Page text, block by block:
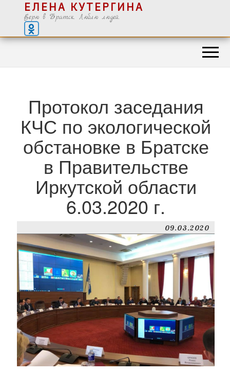
ЕЛЕНА КУТЕРГИНА
Верю в Братск. Люблю людей.
Протокол заседания
КЧС по экологической
обстановке в Братске
в Правительстве
Иркутской области
6.03.2020 г.
09.03.2020